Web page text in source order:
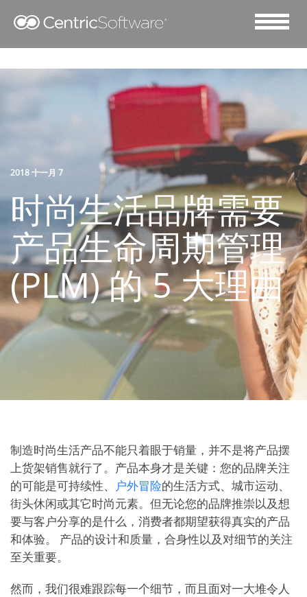
2018 十一月 7
时尚生活品牌需要
产品生命周期管理
(PLM) 的 5 大理由
制造时尚生活产品不能只着眼于销量，并不是将产品摆
上货架销售就行了。产品本身才是关键：您的品牌关注
的可能是可持续性、
户外冒险的生活方式、城市运动、
街头休闲或其它时尚元素。但无论您的品牌推崇以及想
要与客户分享的是什么，消费者都期望获得真实的产品
和体验。 产品的设计和质量，合身性以及对细节的关注
至关重要。
然而，我们很难跟踪每一个细节，而且面对一大堆令人